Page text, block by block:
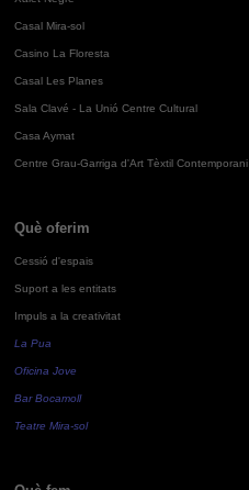
Casal Mira-sol
Casino La Floresta
Casal Les Planes
Sala Clavé - La Unió Centre Cultural
Casa Aymat
Centre Grau-Garriga d'Art Tèxtil Contemporani
Què oferim
Cessió d'espais
Suport a les entitats
Impuls a la creativitat
La Pua
Oficina Jove
Bar Bocamoll
Teatre Mira-sol